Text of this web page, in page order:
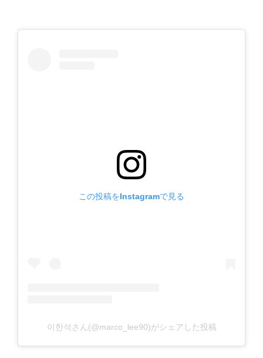
この投稿をInstagramで見る
이한석さん(@marco_lee90)がシェアした投稿